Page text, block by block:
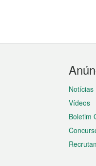
Notícias
Vídeos
Boletim